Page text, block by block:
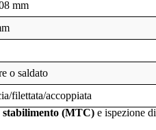
mm
o saldato
filettata/accoppiata
(MTC) e ispezione di